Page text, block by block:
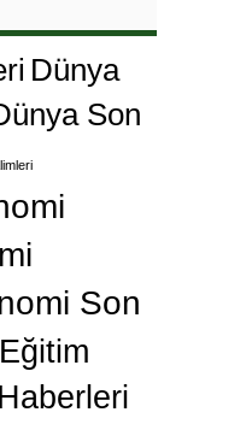
Dünya
Son
Son
Eğitim